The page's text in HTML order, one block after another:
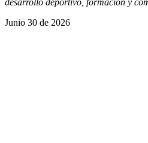
Junio 30 de 2026